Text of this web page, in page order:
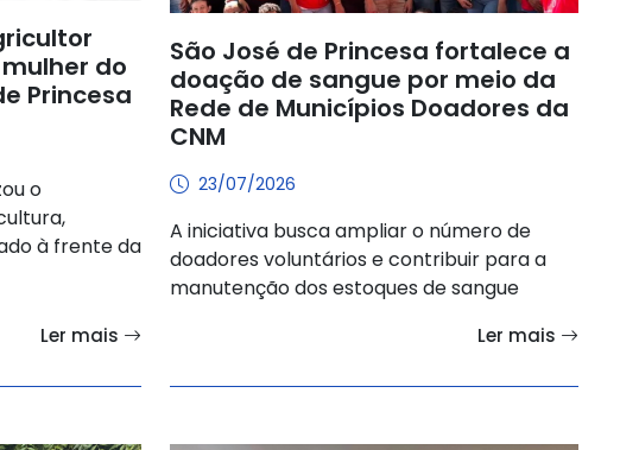
do
Princesa
o
à frente da
Ler mais
São José de Princesa fortalece a
doação de sangue por meio da
Rede de Municípios Doadores da
CNM
23/07/2026
A iniciativa busca ampliar o número de
doadores voluntários e contribuir para a
manutenção dos estoques de sangue
Ler mais